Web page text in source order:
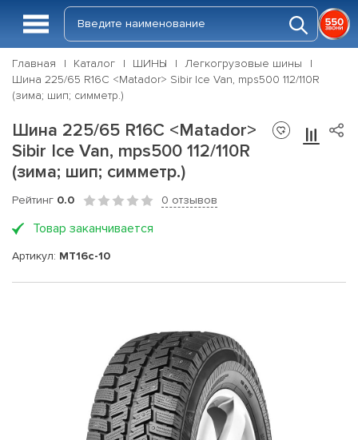
Главная Каталог ШИНЫ
Легкогрузовые шины
Шина 225/65 R16C <Matador> Sibir Ice Van, mps500 112/110R
(зима; шип; симметр.)
Шина 225/65 R16C <Matador>
Sibir Ice Van, mps500 112/110R
(зима; шип; симметр.)
Рейтинг 0.0 0 отзывов
Товар заканчивается
Артикул: MT16c-10